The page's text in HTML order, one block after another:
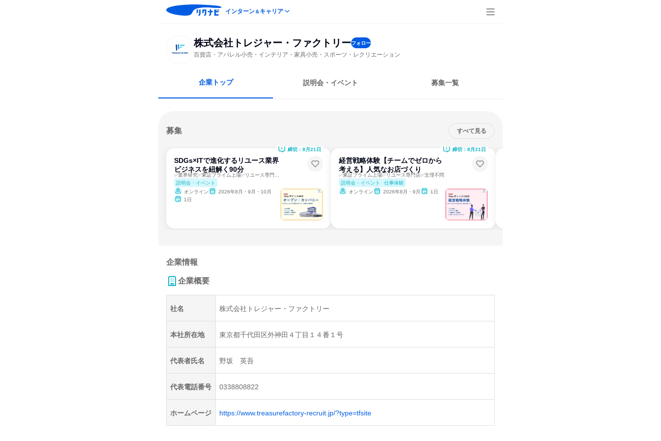
インターン＆キャリア
株式会社トレジャー・ファクトリーフォロー
百貨店・アパレル小売・インテリア・家具小売・スポーツ・レクリエーション
企業トップ 説明会・イベント 募集一覧
募集 すべて見る
SDGs×ITで進化するリユース業界
ビジネスを紐解く90分
説明会・イベント
オンライン
2026年8月・9月・10月
1日
締切：8月21日
経営戦略体験【チームでゼロから
考える】人気なお店づくり
✅東証プライム上場✅リユース専門店✅文理不問
説明会・イベント
仕事体験
オンライン
2026年8月・9月 1日
締切：8月21日
企業情報
企業概要
社名 株式会社トレジャー・ファクトリー
本社所在地 東京都千代田区外神田４丁目１４番１号
代表者氏名 野坂 英吾
代表電話番号 0338808822
ホームページ https://www.treasurefactory-recruit.jp/?type=tfsite